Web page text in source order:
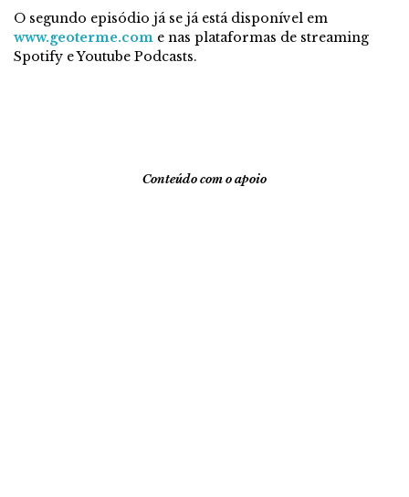
O segundo episódio já se já está disponível em
www.geoterme.com e nas plataformas de streaming
Spotify e Youtube Podcasts.
Conteúdo com o apoio